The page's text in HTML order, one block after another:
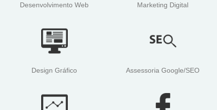
Desenvolvimento Web Marketing Digital
Design Gráfico Assessoria Google/SEO